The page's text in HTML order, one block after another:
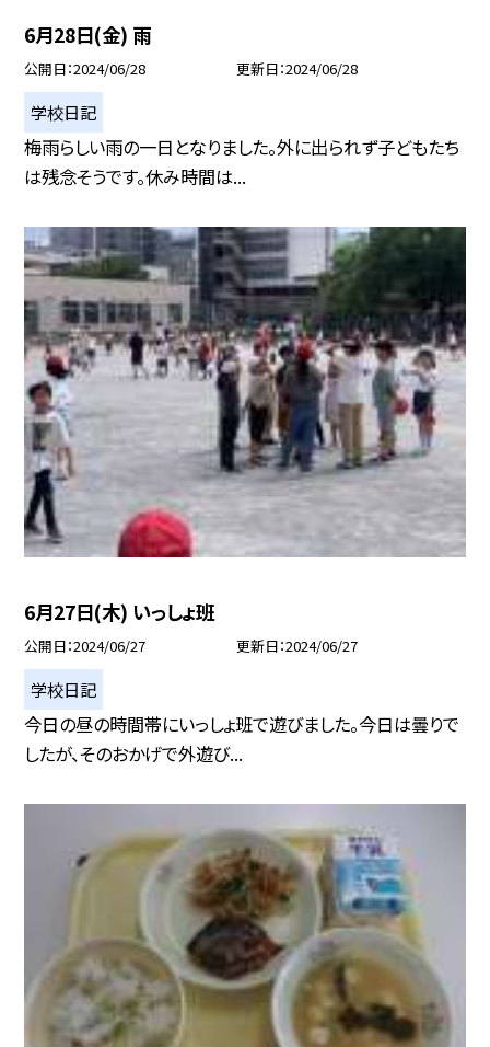
6月28日(金) 雨
公開日 2024/06/28 更新日 2024/06/28
学校日記
梅雨らしい雨の一日となりました。外に出られず子どもたち
は残念そうです。休み時間は...
6月27日(木) いっしょ班
公開日 2024/06/27 更新日 2024/06/27
学校日記
今日の昼の時間帯にいっしょ班で遊びました。今日は曇りで
したが、そのおかげで外遊び...